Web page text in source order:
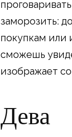
заморозить:
покупкам или
сможешь
изображает
Дева